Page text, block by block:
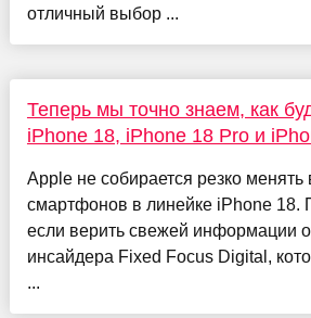
отличный выбор ...
Теперь мы точно знаем, как
iPhone 18, iPhone 18 Pro и
Apple не собирается резко
смартфонов в линейке iPhone 18.
если верить свежей информации
инсайдера Fixed Focus Digital,
...